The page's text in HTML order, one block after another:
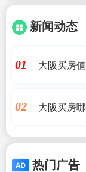
新闻动态
01
大阪买房
02
大阪买房
热门广告